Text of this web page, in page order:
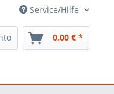
Service/Hilfe
0,00 € *